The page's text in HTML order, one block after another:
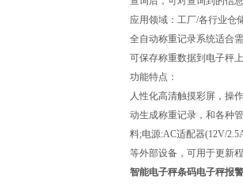
应用领域：工厂/各行业仓
全自动称重记录系统适合
可保存称重数据到电子秤
功能特点：
人性化高清触摸彩屏，操
动生成称重记录，和各种
料;电源:AC适配器(12V/
等外部设备，可用于更新
智能电子秤条码电子秤报